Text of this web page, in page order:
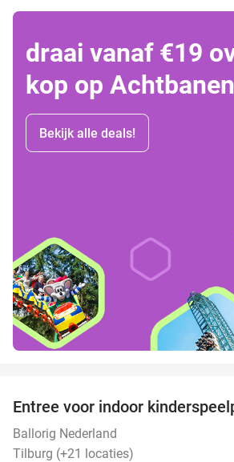
draai vanaf €19
kop op
Bekijk alle deals!
Entree voor indoor
Ballorig Nederland
Tilburg (+21 locaties)